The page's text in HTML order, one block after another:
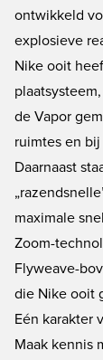
ontwikkeld
explosieve
Nike ooit
de Vapor
ruimtes en
Daarnaast
maximale
Zoom-
Flyweave-
die Nike ooit
Eén karakter
Maak kennis